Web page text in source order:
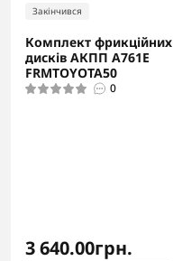
Закінчився
Комплект фрикційних
дисків АКПП A761E
FRMTOYOTA50
0
3 640.00грн.